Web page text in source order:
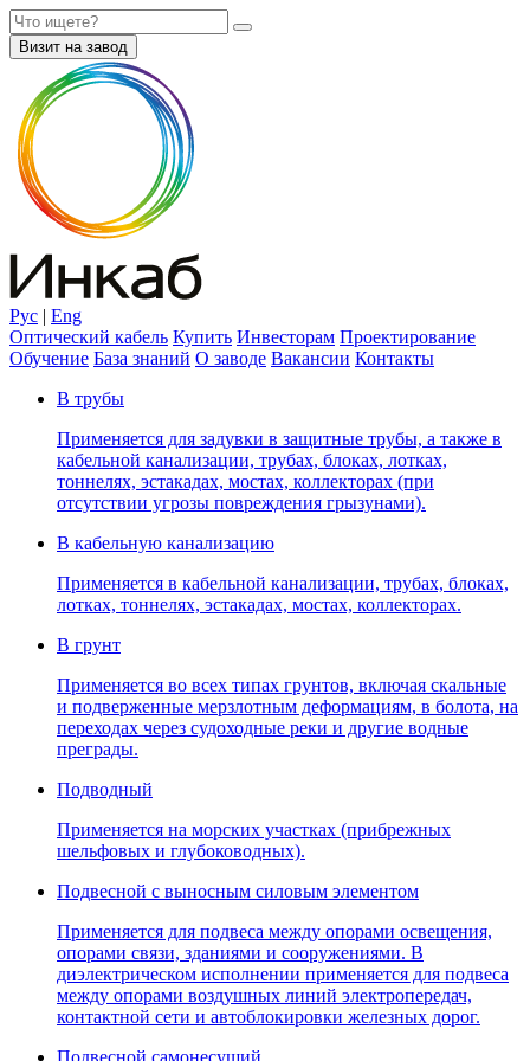
Визит на завод
Рус | Eng
Оптический кабель Купить Инвесторам Проектирование
Обучение База знаний О заводе Вакансии Контакты
В трубы
Применяется для задувки в защитные трубы, а также в
кабельной канализации, трубах, блоках, лотках,
тоннелях, эстакадах, мостах, коллекторах (при
отсутствии угрозы повреждения грызунами).
В кабельную канализацию
Применяется в кабельной канализации, трубах, блоках,
лотках, тоннелях, эстакадах, мостах, коллекторах.
В грунт
Применяется во всех типах грунтов, включая скальные
и подверженные мерзлотным деформациям, в болота, на
переходах через судоходные реки и другие водные
преграды.
Подводный
Применяется на морских участках (прибрежных
шельфовых и глубоководных).
Подвесной с выносным силовым элементом
Применяется для подвеса между опорами освещения,
опорами связи, зданиями и сооружениями. В
диэлектрическом исполнении применяется для подвеса
между опорами воздушных линий электропередач,
контактной сети и автоблокировки железных дорог.
Подвесной самонесущий